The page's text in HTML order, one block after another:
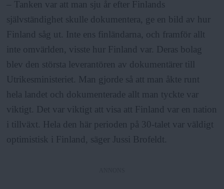
– Tanken var att man sju år efter Finlands
självständighet skulle dokumentera, ge en bild av hur
Finland såg ut. Inte ens finländarna, och framför allt
inte omvärlden, visste hur Finland var. Deras bolag
blev den största leverantören av dokumentärer till
Utrikesministeriet. Man gjorde så att man åkte runt
hela landet och dokumenterade allt man tyckte var
viktigt. Det var viktigt att visa att Finland var en nation
i tillväxt. Hela den här perioden på 30-talet var väldigt
optimistisk i Finland, säger Jussi Brofeldt.